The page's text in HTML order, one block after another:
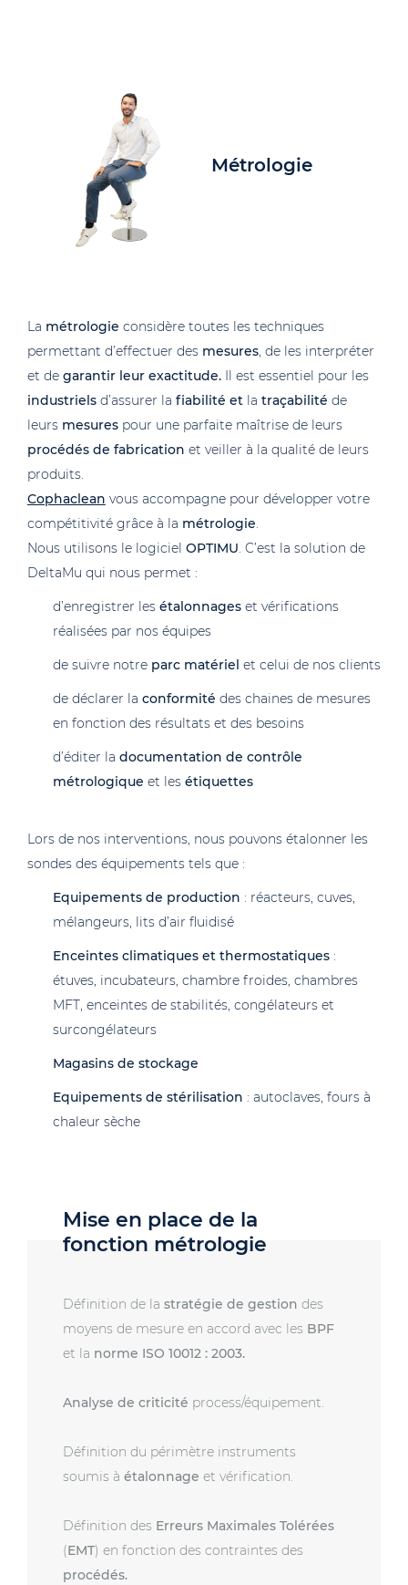
Métrologie
La métrologie considère toutes les techniques
permettant d’effectuer des mesures, de les interpréter
et de garantir leur exactitude.
Il est essentiel pour les
industriels d’assurer la fiabilité etla traçabilité de
leurs mesurespour une parfaite maîtrise de leurs
procédés de fabrication et veiller à la qualité de leurs
produits.
Cophaclean vous accompagne pour développer votre
compétitivité grâce à la métrologie.
Nous utilisons le logiciel OPTIMU. C’est la solution de
DeltaMu qui nous permet :
d’enregistrer les étalonnageset vérifications
réalisées par nos équipes
de suivre notre parc matériel et celui de nos clients
de déclarer la conformité des chaines de mesures
en fonction des résultats et des besoins
d’éditer la documentation de contrôle
métrologique et les étiquettes
Lors de nos interventions, nous pouvons étalonner les
sondes des équipements tels que :
Equipements de production : réacteurs, cuves,
mélangeurs, lits d’air fluidisé
Enceintes climatiques et thermostatiques:
étuves, incubateurs, chambre froides, chambres
MFT, enceintes de stabilités, congélateurs et
surcongélateurs
Magasins de stockage
Equipements de stérilisation : autoclaves, fours à
chaleur sèche
Mise en place de la
fonction métrologie
Définition de la stratégie de gestion des
moyens de mesure en accord avec les BPF
et la norme ISO 10012 : 2003.
Analyse de criticité process/équipement.
Définition du périmètre instruments
soumis à étalonnage et vérification.
Définition des Erreurs Maximales Tolérées
(EMT) en fonction des contraintes des
procédés.